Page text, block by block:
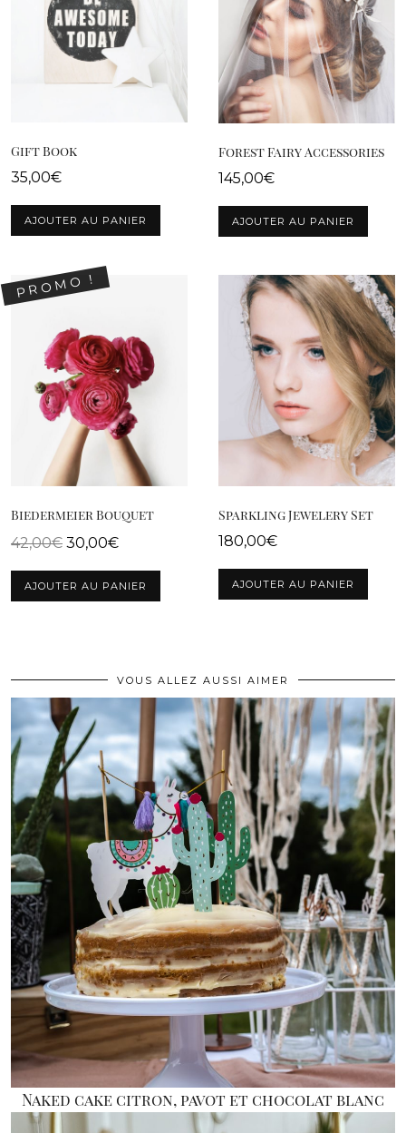
Gift Book
35,00€
AJOUTER AU PANIER
Forest Fairy Accessories
145,00€
AJOUTER AU PANIER
PROMO !
Biedermeier Bouquet
42,00€ 30,00€
AJOUTER AU PANIER
Sparkling Jewelery Set
180,00€
AJOUTER AU PANIER
VOUS ALLEZ AUSSI AIMER
Naked cake citron, pavot et chocolat blanc